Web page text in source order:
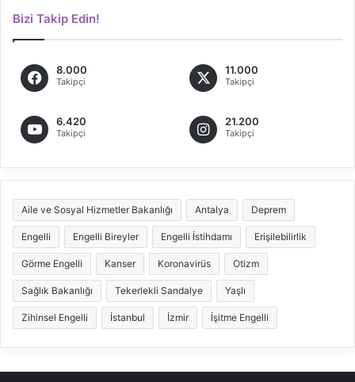
Bizi Takip Edin!
8.000
Takipçi
11.000
Takipçi
6.420
Takipçi
21.200
Takipçi
Aile ve Sosyal Hizmetler Bakanlığı Antalya Deprem
Engelli Engelli Bireyler Engelli İstihdamı Erişilebilirlik
Görme Engelli Kanser Koronavirüs Otizm
Sağlık Bakanlığı Tekerlekli Sandalye Yaşlı
Zihinsel Engelli İstanbul İzmir İşitme Engelli